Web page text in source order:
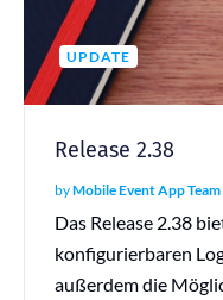
UPDATE
Release 2.38
byMobile Event App Team
Das Release 2.38
konfigurierbaren
außerdem die